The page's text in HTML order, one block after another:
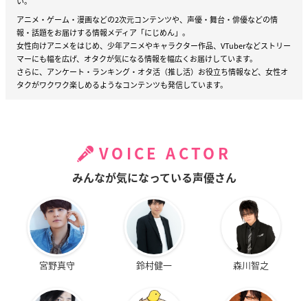
アニメ・ゲーム・漫画などの2次元コンテンツや、声優・舞台・俳優などの情
報・話題をお届けする情報メディア「にじめん」。
女性向けアニメをはじめ、少年アニメやキャラクター作品、VTuberなどストリー
マーにも幅を広げ、オタクが気になる情報を幅広くお届けしています。
さらに、アンケート・ランキング・オタ活（推し活）お役立ち情報など、女性オ
タクがワクワク楽しめるようなコンテンツも発信しています。
VOICE ACTOR
みんなが気になっている声優さん
宮野真守 鈴村健一 森川智之